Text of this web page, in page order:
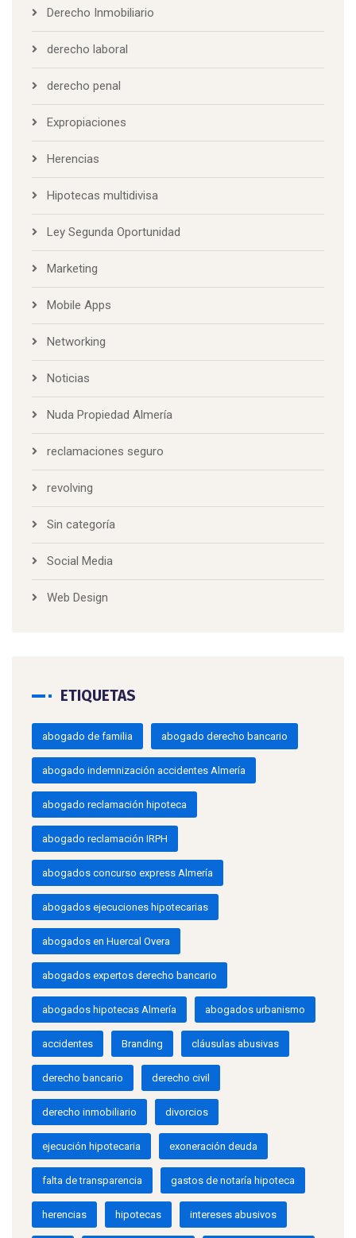
Derecho Inmobiliario
derecho laboral
derecho penal
Expropiaciones
Herencias
Hipotecas multidivisa
Ley Segunda Oportunidad
Marketing
Mobile Apps
Networking
Noticias
Nuda Propiedad Almería
reclamaciones seguro
revolving
Sin categoría
Social Media
Web Design
ETIQUETAS
abogado de familia abogado derecho bancario
abogado indemnización accidentes Almería
abogado reclamación hipoteca
abogado reclamación IRPH
abogados concurso express Almería
abogados ejecuciones hipotecarias
abogados en Huercal Overa
abogados expertos derecho bancario
abogados hipotecas Almería abogados urbanismo
accidentes Branding cláusulas abusivas
derecho bancario derecho civil
derecho inmobiliario divorcios
ejecución hipotecaria exoneración deuda
falta de transparencia gastos de notaría hipoteca
herencias hipotecas intereses abusivos